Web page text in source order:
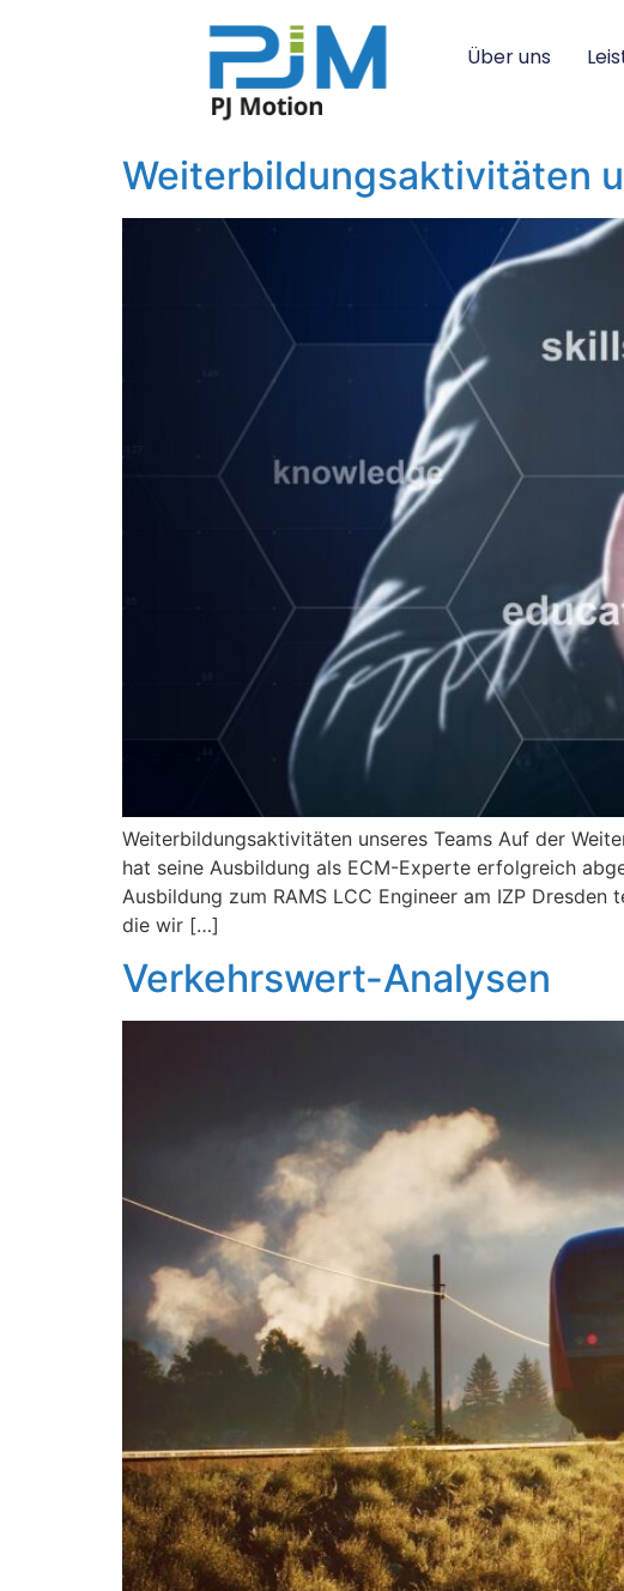
Über uns
Weiterbildungsaktivitäten
Weiterbildungsaktivitäten unseres Teams Auf der
hat seine Ausbildung als ECM-Experte erfolgreich
Ausbildung zum RAMS LCC Engineer am IZP
die wir […]
Verkehrswert-Analysen